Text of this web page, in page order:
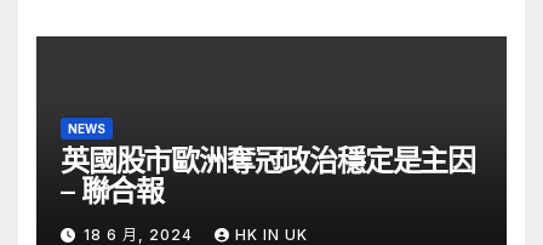
NEWS
英國股市歐洲奪冠政治穩定是主因
– 聯合報
18 6 月, 2024 HK IN UK